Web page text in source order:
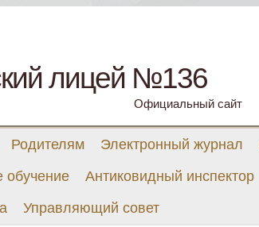
лицей №136
Официальный сайт
Родителям Электронный журнал
обучение Антиковидный инспектор
Управляющий совет